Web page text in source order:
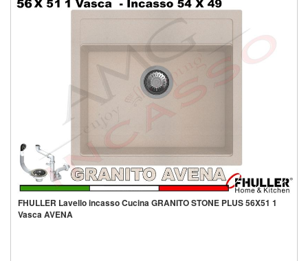
FHULLER Lavello incasso Cucina GRANITO STONE PLUS 56X51 1
Vasca AVENA